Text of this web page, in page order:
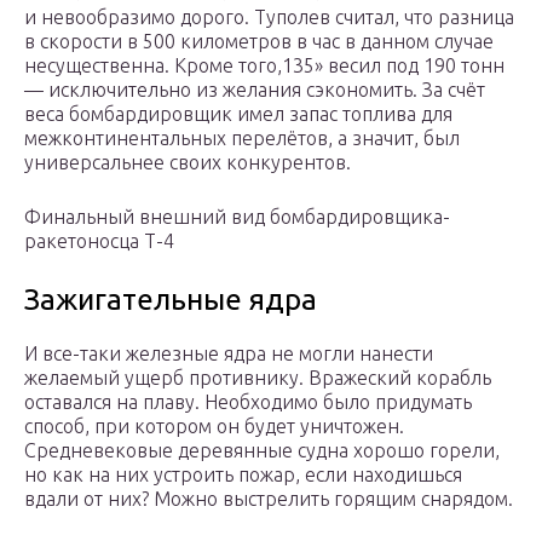
и невообразимо дорого. Туполев считал, что разница
в скорости в 500 километров в час в данном случае
несущественна. Кроме того,135» весил под 190 тонн
— исключительно из желания сэкономить. За счёт
веса бомбардировщик имел запас топлива для
межконтинентальных перелётов, а значит, был
универсальнее своих конкурентов.
Финальный внешний вид бомбардировщика-
ракетоносца Т-4
Зажигательные ядра
И все-таки железные ядра не могли нанести
желаемый ущерб противнику. Вражеский корабль
оставался на плаву. Необходимо было придумать
способ, при котором он будет уничтожен.
Средневековые деревянные судна хорошо горели,
но как на них устроить пожар, если находишься
вдали от них? Можно выстрелить горящим снарядом.